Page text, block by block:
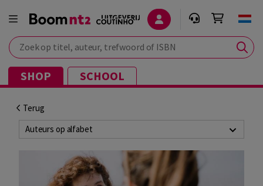
Zoek op titel, auteur, trefwoord of ISBN
SHOP SCHOOL
Terug
Auteurs op alfabet